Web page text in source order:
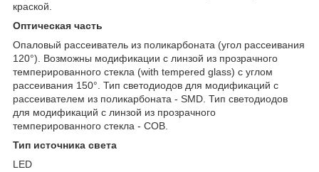
краской.
Оптическая часть
Опаловый рассеиватель из поликарбоната (угол рассеивания
120°). Возможны модификации с линзой из прозрачного
темперированного стекла (with tempered glass) с углом
рассеивания 150°. Тип светодиодов для модификаций с
рассеивателем из поликарбоната - SMD. Тип светодиодов
для модификаций с линзой из прозрачного
темперированного стекла - COB.
Тип источника света
LED